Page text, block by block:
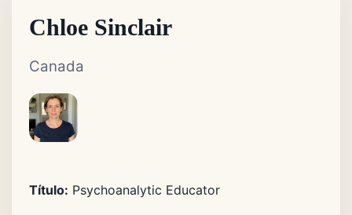
Chloe Sinclair
Canada
Título: Psychoanalytic Educator